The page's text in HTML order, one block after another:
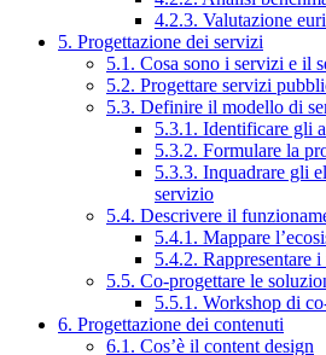
4.2.3. Valutazione
5. Progettazione dei servizi
5.1. Cosa sono i servizi e il
5.2. Progettare servizi
5.3. Definire il modello di
5.3.1. Identificare gli
5.3.2. Formulare la
5.3.3. Inquadrare gli
servizio
5.4. Descrivere il
5.4.1. Mappare
5.4.2. Rappresentare
5.5. Co-progettare le
5.5.1. Workshop di
6. Progettazione dei contenuti
6.1. Cos’è il content design